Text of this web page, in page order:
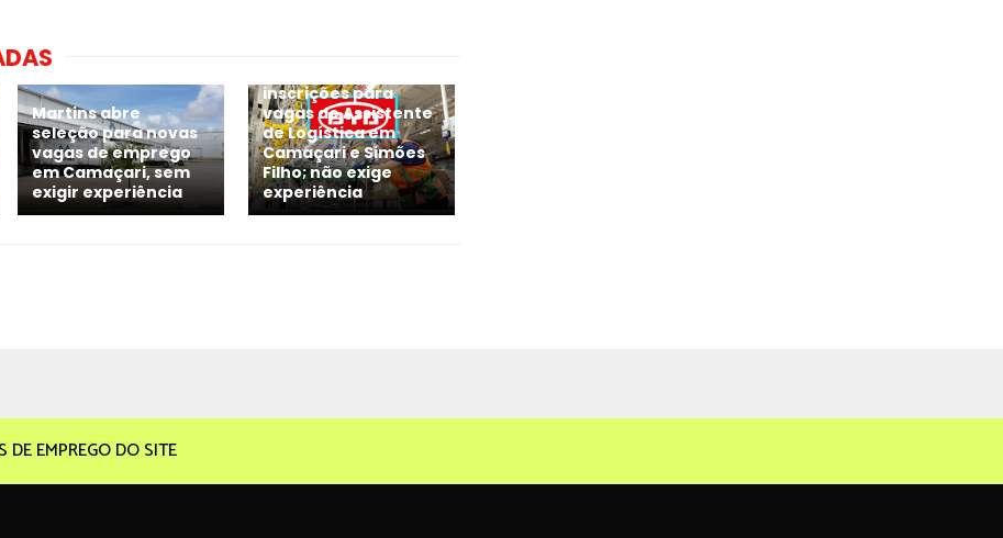
Martins abre
seleção para novas
vagas de emprego
em Camaçari, sem
exigir experiência
inscrições para
vagas de Assistente
de Logística em
Camaçari e Simões
Filho; não exige
experiência
EMPREGO DO SITE